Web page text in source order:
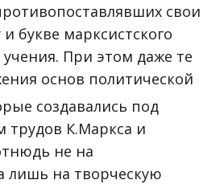
свои
букве марксистского
При этом даже те
основ политической
создавались под
К.Маркса и
не на
лишь на творческую